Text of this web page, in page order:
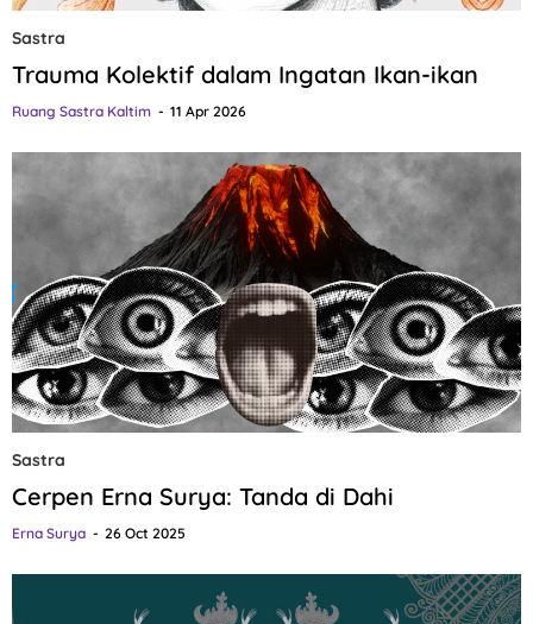
Sastra
Trauma Kolektif dalam Ingatan Ikan-ikan
Ruang Sastra Kaltim 11 Apr 2026
Sastra
Cerpen Erna Surya: Tanda di Dahi
Erna Surya 26 Oct 2025